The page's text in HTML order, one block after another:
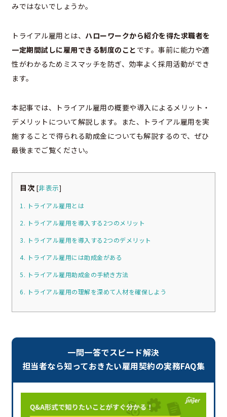
みではないでしょうか。
トライアル雇用とは、 ハローワークから紹介を得た求職者を
一定期間試しに雇用できる制度のこと です。事前に能力や適
性がわかるためミスマッチを防ぎ、効率よく採用活動ができ
ます。
本記事では、トライアル雇用の概要や導入によるメリット・
デメリットについて解説します。また、トライアル雇用を実
施することで得られる助成金についても解説するので、ぜひ
最後までご覧ください。
目次 [非表示]
1. トライアル雇用とは
2. トライアル雇用を導入する2つのメリット
3. トライアル雇用を導入する2つのデメリット
4. トライアル雇用には助成金がある
5. トライアル雇用助成金の手続き方法
6. トライアル雇用の理解を深めて人材を確保しよう
一問一答でスピード解決
担当者なら知っておきたい雇用契約の実務FAQ集